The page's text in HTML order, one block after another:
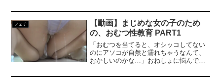
堕ちてしまった素人娘の姿をご覧あれ。
※本編顔出し
フェチ
【動画】まじめな女の子のため
の、おむつ性教育 PART1
「おむつを当てると、オシッコしてない
のにアソコが自然と濡れちゃうなんて、
おかしいのかな…」おねしょに悩んでい
ツ体験物語。女子4人のめくるめくオムツ